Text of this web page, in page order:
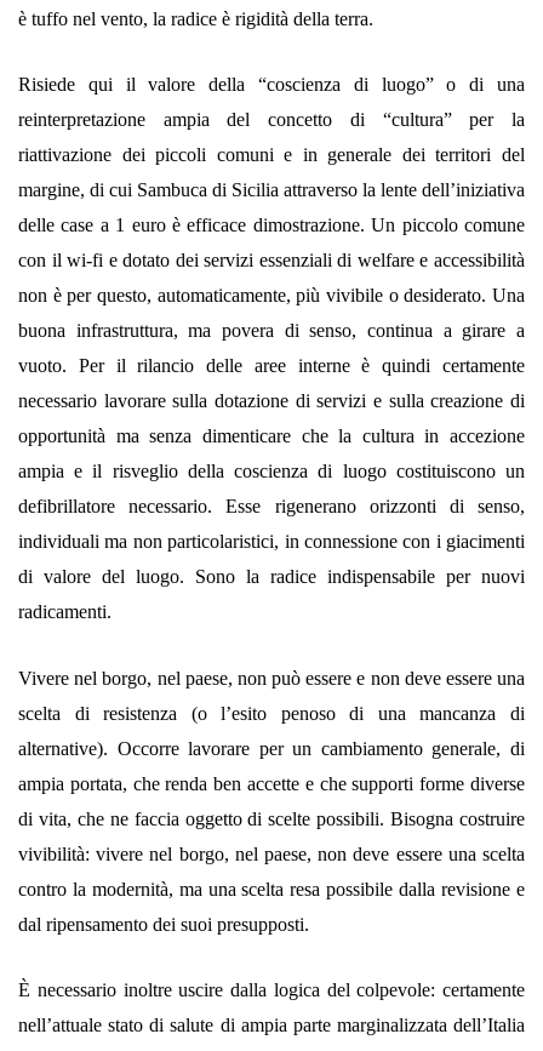
è tuffo nel vento, la radice è rigidità della terra.
Risiede qui il valore della “coscienza di luogo” o di una
reinterpretazione ampia del concetto di “cultura” per la
riattivazione dei piccoli comuni e in generale dei territori del
margine, di cui Sambuca di Sicilia attraverso la lente dell’iniziativa
delle case a 1 euro è efficace dimostrazione. Un piccolo comune
con il wi-fi e dotato dei servizi essenziali di welfare e accessibilità
non è per questo, automaticamente, più vivibile o desiderato. Una
buona infrastruttura, ma povera di senso, continua a girare a
vuoto. Per il rilancio delle aree interne è quindi certamente
necessario lavorare sulla dotazione di servizi e sulla creazione di
opportunità ma senza dimenticare che la cultura in accezione
ampia e il risveglio della coscienza di luogo costituiscono un
defibrillatore necessario. Esse rigenerano orizzonti di senso,
individuali ma non particolaristici, in connessione con i giacimenti
di valore del luogo. Sono la radice indispensabile per nuovi
radicamenti.
Vivere nel borgo, nel paese, non può essere e non deve essere una
scelta di resistenza (o l’esito penoso di una mancanza di
alternative). Occorre lavorare per un cambiamento generale, di
ampia portata, che renda ben accette e che supporti forme diverse
di vita, che ne faccia oggetto di scelte possibili. Bisogna costruire
vivibilità: vivere nel borgo, nel paese, non deve essere una scelta
contro la modernità, ma una scelta resa possibile dalla revisione e
dal ripensamento dei suoi presupposti.
È necessario inoltre uscire dalla logica del colpevole: certamente
nell’attuale stato di salute di ampia parte marginalizzata dell’Italia